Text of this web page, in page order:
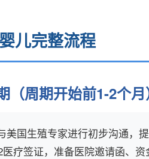
儿完整流程
周期开始前1-2个月
美国生殖专家进行初步沟通，
医疗签证，准备医院邀请函、资